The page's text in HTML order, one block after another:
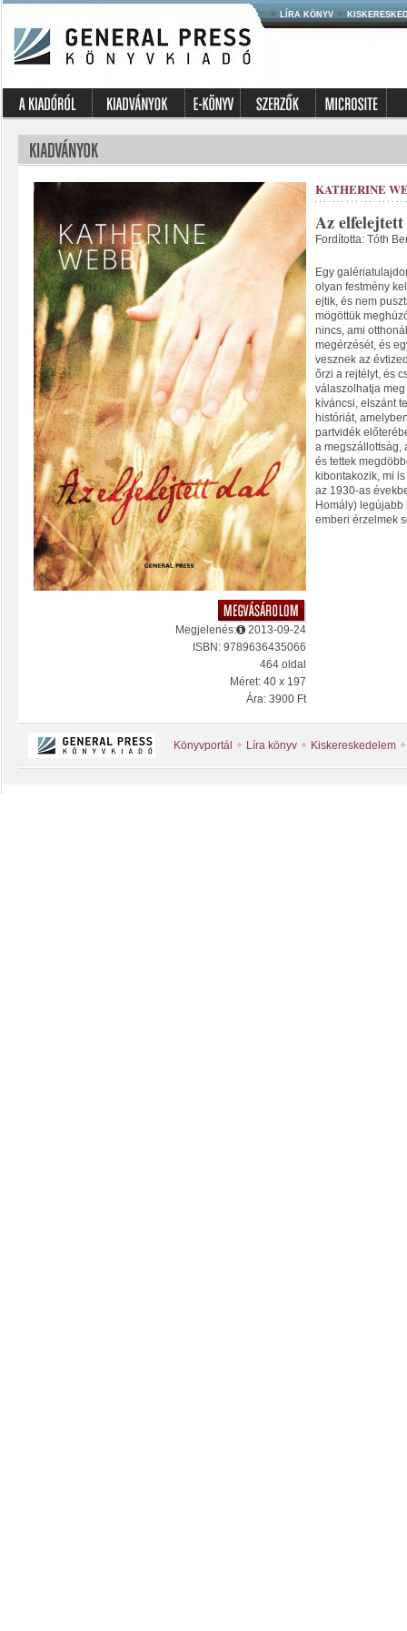
LÍRA KÖNYV
Megjelenés:
2013-09-24
ISBN: 9789636435066
464 oldal
Méret: 40 x 197
Ára: 3900 Ft
KATHERINE
Az
Fordította: Tóth
Egy
olyan festmény
ejtik, és nem
mögöttük
nincs, ami
megérzését, és
vesznek az
őrzi a rejtélyt, és
válaszolhatja
kíváncsi, elszánt
históriát,
partvidék
a megszállottság,
és tettek
kibontakozik, mi
az 1930-as
Homály)
emberi érzelmek
Könyvportál Líra könyv Kiskereskedelem